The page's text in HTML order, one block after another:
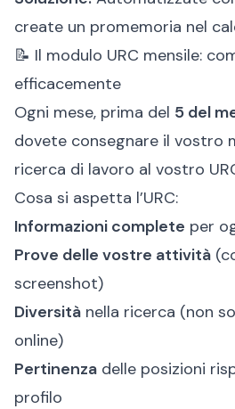
create un promemoria nel
📝 Il modulo URC mensile:
efficacemente
Ogni mese, prima del 5 del
dovete consegnare il vostro
ricerca di lavoro al vostro
Cosa si aspetta l’URC:
Informazioni complete per
Prove delle vostre attività
screenshot)
Diversità nella ricerca (non
online)
Pertinenza delle posizioni
profilo